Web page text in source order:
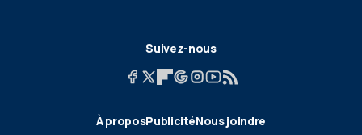
Suivez-nous
À proposPublicitéNous joindre